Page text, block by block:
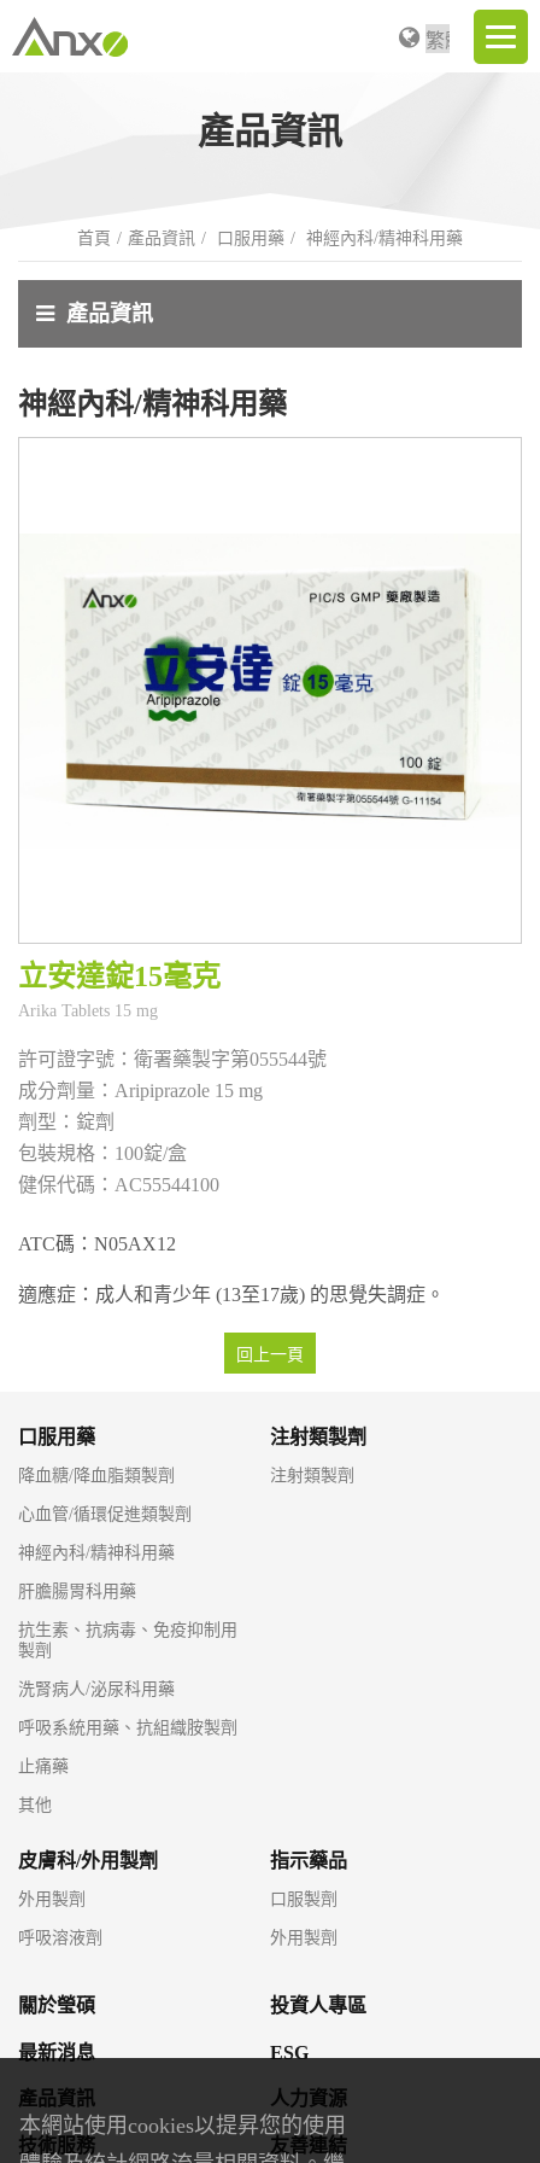
產品資訊
首頁 產品資訊 口服用藥 神經內科/精神科用藥
產品資訊
神經內科/精神科用藥
立安達錠15毫克
衛署藥製字第055544號
Aripiprazole 15 mg
錠劑
100錠/盒
AC55544100
ATC碼：N05AX12
適應症：成人和青少年 (13至17歲) 的思覺失調症。
回上一頁
口服用藥
降血糖/降血脂類製劑
心血管/循環促進類製劑
神經內科/精神科用藥
肝膽腸胃科用藥
抗生素、抗病毒、免疫抑制用
製劑
洗腎病人/泌尿科用藥
呼吸系統用藥、抗組織胺製劑
止痛藥
其他
注射類製劑
注射類製劑
皮膚科/外用製劑
外用製劑
呼吸溶液劑
指示藥品
口服製劑
外用製劑
關於瑩碩
最新消息
產品資訊
技術服務
投資人專區
ESG
人力資源
友善連結
本網站使用cookies以提昇您的使用